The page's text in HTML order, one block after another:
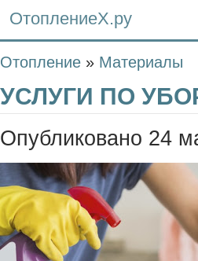
ОтоплениеХ.ру
Отопление » Материалы
УСЛУГИ ПО
Опубликовано 24